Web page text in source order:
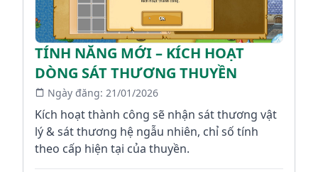
TÍNH NĂNG MỚI – KÍCH HOẠT
DÒNG SÁT THƯƠNG THUYỀN
Ngày đăng: 21/01/2026
Kích hoạt thành công sẽ nhận sát thương vật
lý & sát thương hệ ngẫu nhiên, chỉ số tính
theo cấp hiện tại của thuyền.